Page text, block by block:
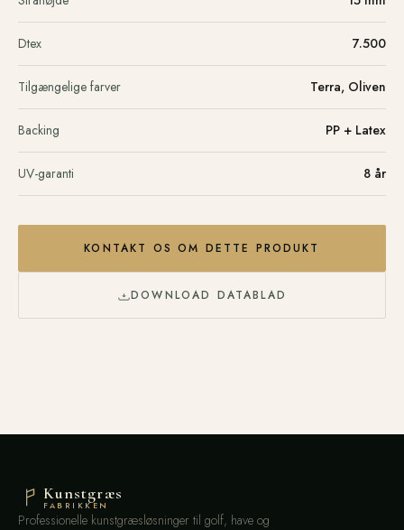
Dtex 7.500
Tilgængelige farver Terra, Oliven
Backing PP + Latex
UV-garanti 8 år
KONTAKT OS OM DETTE PRODUKT
DOWNLOAD DATABLAD
Kunstgræs
FABRIKKEN
Professionelle kunstgræsløsninger til golf, have og